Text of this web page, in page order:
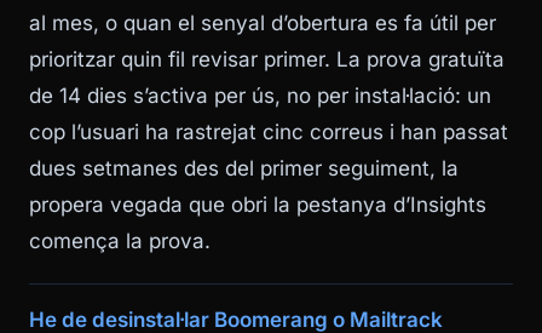
al mes, o quan el senyal d’obertura es fa útil per
prioritzar quin fil revisar primer. La prova gratuïta
de 14 dies s’activa per ús, no per instal·lació: un
cop l’usuari ha rastrejat cinc correus i han passat
dues setmanes des del primer seguiment, la
propera vegada que obri la pestanya d’Insights
comença la prova.
He de desinstal·lar Boomerang o Mailtrack